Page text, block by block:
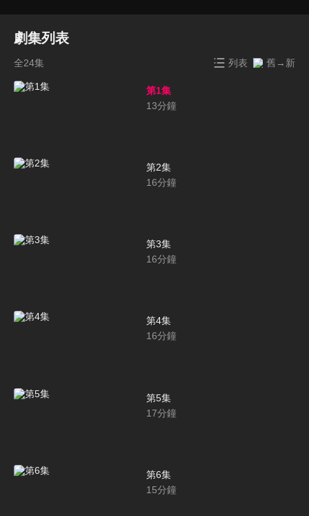
劇集列表
全24集 列表 舊→新
第1集
13分鐘
第2集
16分鐘
第3集
16分鐘
第4集
16分鐘
第5集
17分鐘
第6集
15分鐘